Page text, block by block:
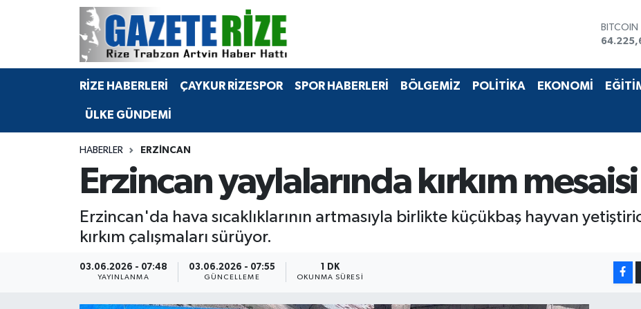
BITCOIN
EURO
GRAM
13.799
RİZE HABERLERİ ÇAYKUR RİZESPOR SPOR HABERLERİ BÖLGEMİZ POLİTİKA EKONOMİ
ÜLKE GÜNDEMİ
HABERLER ERZINCAN
Erzincan yaylalarında kırkım mesaisi
Erzincan'da hava sıcaklıklarının artmasıyla birlikte küçükbaş hayvan
kırkım çalışmaları sürüyor.
03.06.2026 - 07:48
YAYINLANMA
03.06.2026 - 07:55
GÜNCELLEME
1 DK
OKUNMA SÜRESI
BÖLGEMİZ
Bilim Teknoloji
Advertising news
Merkez Nöbetçi Eczaneler
Merkez Hava Durumu
Merkez Trafik Yoğunluk Haritası
Tüm Manşetler
Son Dakika Haberleri
Haber Arşivi